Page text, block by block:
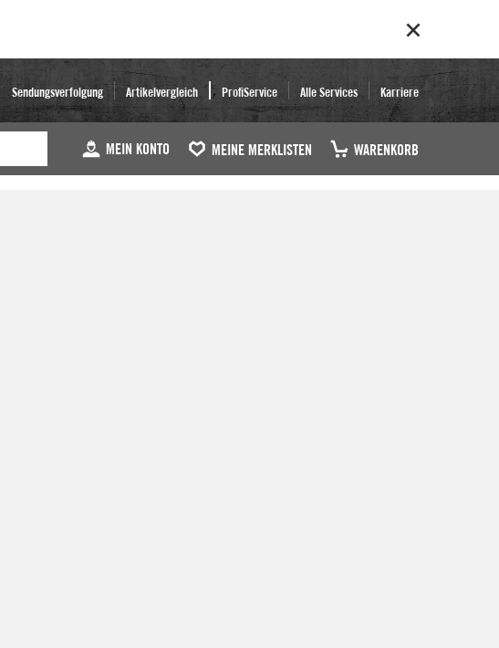
Sendungsverfolgung Artikelvergleich ProfiService Alle Services Karriere
MEIN KONTO MEINE MERKLISTEN WARENKORB